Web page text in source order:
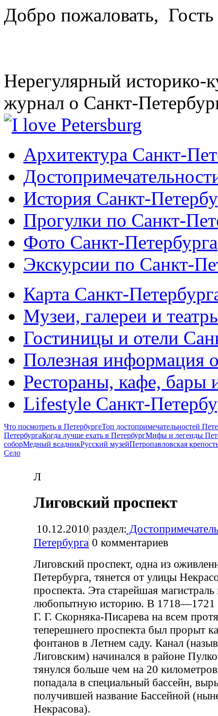
Добро пожаловать, Гость
Нерегулярный историко-
журнал о Санкт-
Архитектура Санкт-
История Санкт-
Прогулки по Санкт-
Фото Санкт-Петербурга
Экскурсии по Санкт-
Карта Санкт-
Музеи, галереи и
Гостиницы и отели
Полезная информация
Рестораны, кафе, бары
Lifestyle Санкт-
Что посмотреть в ПетербургеТоп достопримечательностей
ПетербургаКогда лучше ехать в ПетербургМифы и легенды
соборМедный всадникРусский музейПетропавловская
Село
Л
Лиговский проспект
10.12.2010 раздел:
Петербурга 0 комментариев
Лиговский проспект, одна из
Петербурга, тянется от улицы
проспекта. Эта старейшая
любопытную историю. В 1718—1721
Г. Г. Скорняка-Писарева на всем
теперешнего проспекта был прорыт
фонтанов в Летнем саду. Канал
Лиговским) начинался в районе
тянулся больше чем на 20
попадала в специальный бассейн,
получившей название Бассейной
Некрасова).